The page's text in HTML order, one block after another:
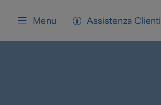
Menu Assistenza Clienti